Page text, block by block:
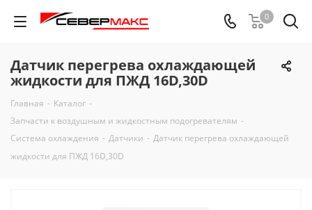
0
Датчик перегрева охлаждающей
жидкости для ПЖД 16D,30D
Главная - Каталог -
Запчасти к воздушным и жидкостным подогревателям -
Система охлаждения - Датчики - Датчик перегрева охлаждающей
жидкости для ПЖД 16D,30D